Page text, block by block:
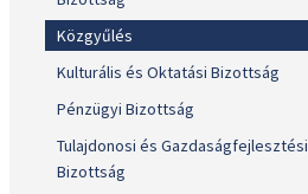
Közgyűlés
Kulturális és Oktatási Bizottság
Pénzügyi Bizottság
Tulajdonosi és Gazdaságfejlesztési
Bizottság